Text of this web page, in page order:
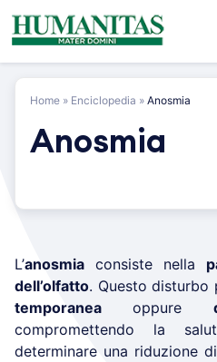
Skip
to
Home » Enciclopedia » Anosmia
Anosmia
L’anosmia consiste nella
dell’olfatto. Questo disturbo
temporanea oppure
compromettendo la
determinare una riduzione